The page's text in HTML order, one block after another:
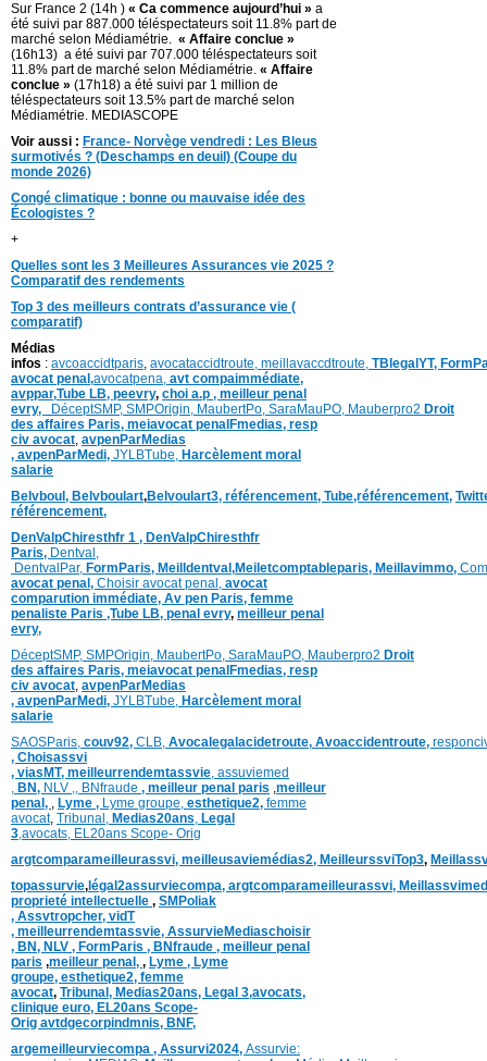
Sur France 2 (14h ) « Ca commence aujourd’hui » a
été suivi par 887.000 téléspectateurs soit 11.8% part de
marché selon Médiamétrie. « Affaire conclue »
(16h13) a été suivi par 707.000 téléspectateurs soit
11.8% part de marché selon Médiamétrie. « Affaire
conclue » (17h18) a été suivi par 1 million de
téléspectateurs soit 13.5% part de marché selon
Médiamétrie. MEDIASCOPE
Voir aussi : France- Norvège vendredi : Les Bleus
surmotivés ? (Deschamps en deuil) (Coupe du
monde 2026)
Congé climatique : bonne ou mauvaise idée des
Écologistes ?
+
Quelles sont les 3 Meilleures Assurances vie 2025 ?
Comparatif des rendements
Top 3 des meilleurs contrats d’assurance vie (
comparatif)
Médias
infos : avcoaccidtparis, avocataccidtroute, meillavaccdtroute, TBlegalYT,
avocat penal,avocatpena, avt compaimmédiate,
avppar,Tube LB, peevry, choi a.p , meilleur penal
evry,
DéceptSMP, SMPOrigin, MaubertPo, SaraMauPO, Mauberpro2 Droit
des affaires Paris, meiavocat penalFmedias, resp
civ avocat, avpenParMedias
, avpenParMedi, JYLBTube, Harcèlement moral
salarie
Belvboul, Belvboulart,Belvoulart3, référencement, Tube,référencement,
référencement,
DenValpChiresthfr 1 , DenValpChiresthfr
Paris, Dentval,
DentvalPar, FormParis, Meilldentval ,Meiletcomptableparis, Meillavimmo,
avocat penal, Choisir avocat penal, avocat
comparution immédiate, Av pen Paris, femme
penaliste Paris ,Tube LB, penal evry, meilleur penal
evry,
DéceptSMP, SMPOrigin, MaubertPo, SaraMauPO, Mauberpro2 Droit
des affaires Paris, meiavocat penalFmedias, resp
civ avocat, avpenParMedias
, avpenParMedi, JYLBTube, Harcèlement moral
salarie
SAOSParis, couv92, CLB, Avocalegalacidetroute, Avoaccidentroute,
, Choisassvi
, viasMT, meilleurrendemtassvie, assuviemed
, BN, NLV ,, BNfraude , meilleur penal paris ,meilleur
penal, , Lyme , Lyme groupe, esthetique2, femme
avocat, Tribunal, Medias20ans, Legal
3,avocats, EL20ans Scope- Orig
argtcomparameilleurassvi, meilleusaviemédias2, MeilleurssviTop3,
topassurvie, légal2assurviecompa, argtcomparameilleurassvi,
proprieté intellectuelle , SMPoliak
, Assvtropcher, vidT
, meilleurrendemtassvie, AssurvieMediaschoisir
, BN, NLV , FormParis , BNfraude , meilleur penal
paris ,meilleur penal, , Lyme , Lyme
groupe, esthetique2, femme
avocat, Tribunal, Medias20ans, Legal 3,avocats,
clinique euro, EL20ans Scope-
Orig avtdgecorpindmnis, BNF,
argemeilleurviecompa , Assurvi2024, Assurvie: